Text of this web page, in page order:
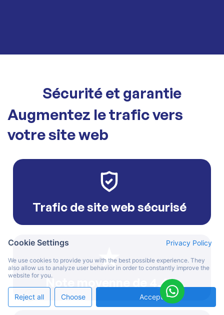
Sécurité et garantie
Augmentez le trafic vers
votre site web
Trafic de site web sécurisé
Note moyenne de 4,6*
Cookie Settings Privacy Policy
We use cookies to provide you with the best possible experience. They
also allow us to analyze user behavior in order to constantly improve the
website for you.
Reject all Choose Accept All